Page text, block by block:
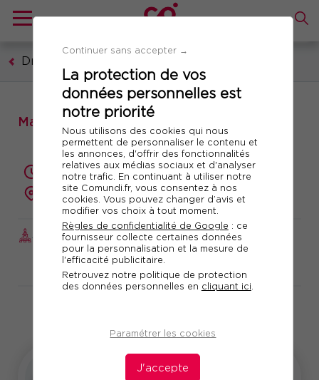
Continuer sans accepter →
La protection de vos
données personnelles est
notre priorité
Nous utilisons des cookies qui nous
permettent de personnaliser le contenu et
les annonces, d'offrir des fonctionnalités
relatives aux médias sociaux et d'analyser
notre trafic. En continuant à utiliser notre
site Comundi.fr, vous consentez à nos
cookies. Vous pouvez changer d’avis et
modifier vos choix à tout moment.
Règles de confidentialité de Google : ce
fournisseur collecte certaines données
pour la personnalisation et la mesure de
l'efficacité publicitaire.
Retrouvez notre politique de protection
des données personnelles en cliquant ici
Paramétrer les cookies
J'accepte
Droit
JOURNÉE ACTUALITÉ Réf. 11073
Télécharger le programme
Matinale : Actualité de la procédure civile
3.5 heures
à distance